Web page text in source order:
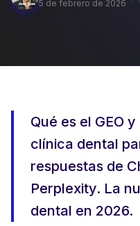
5 de febrero de 2026
Qué es el GEO
clínica dental
respuestas de
Perplexity. La
dental en 2026.